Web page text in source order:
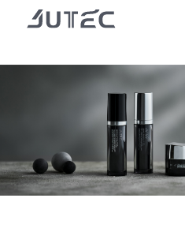
サスティナビリティ
TOP製品情報イメージギャラリー